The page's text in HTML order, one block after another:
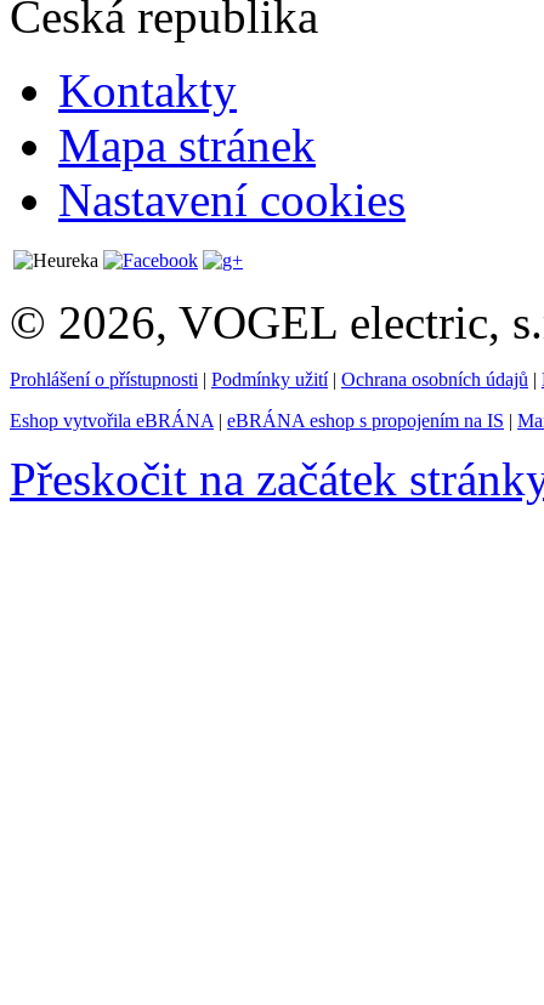
Česká republika
Kontakty
Mapa stránek
Nastavení cookies
© 2026, VOGEL electric,
Prohlášení o přístupnosti | Podmínky užití| Ochrana osobních údajů |
Eshop vytvořila eBRÁNA | eBRÁNA eshop s propojením na IS |
Přeskočit na začátek